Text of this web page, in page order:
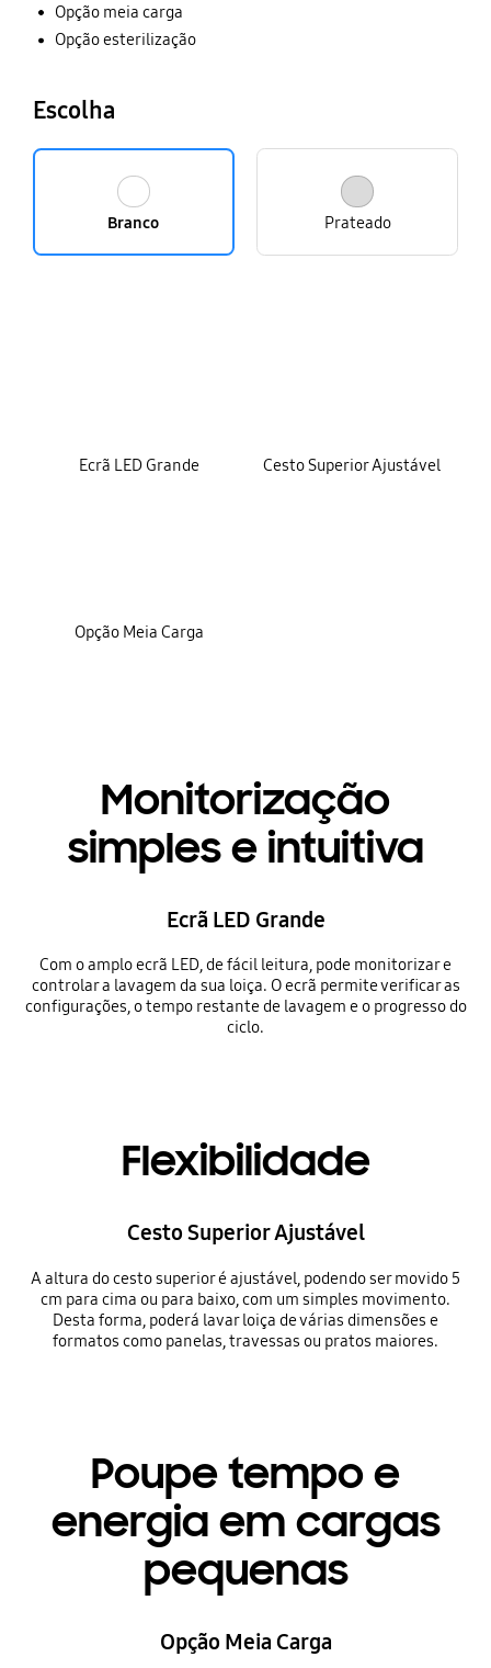
Opção meia carga
Opção esterilização
Escolha
Branco Prateado
Ecrã LED Grande Cesto Superior Ajustável
Opção Meia Carga
Monitorização
simples e intuitiva
Ecrã LED Grande
Com o amplo ecrã LED, de fácil leitura, pode monitorizar e
controlar a lavagem da sua loiça. O ecrã permite verificar as
configurações, o tempo restante de lavagem e o progresso do
ciclo.
Flexibilidade
Cesto Superior Ajustável
A altura do cesto superior é ajustável, podendo ser movido 5
cm para cima ou para baixo, com um simples movimento.
Desta forma, poderá lavar loiça de várias dimensões e
formatos como panelas, travessas ou pratos maiores.
Poupe tempo e
energia em cargas
pequenas
Opção Meia Carga